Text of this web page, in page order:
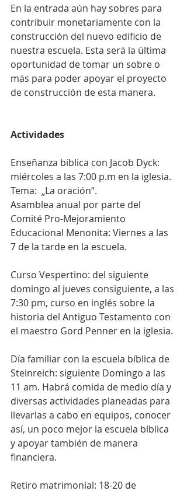
En la entrada aún hay sobres para
contribuir monetariamente con la
construcción del nuevo edificio de
nuestra escuela. Esta será la última
oportunidad de tomar un sobre o
más para poder apoyar el proyecto
de construcción de esta manera.
Actividades
Enseñanza bíblica con Jacob Dyck:
miércoles a las 7:00 p.m en la iglesia.
Tema:  „La oración“.
Asamblea anual por parte del
Comité Pro-Mejoramiento
Educacional Menonita: Viernes a las
7 de la tarde en la escuela.
Curso Vespertino: del siguiente
domingo al jueves consiguiente, a las
7:30 pm, curso en inglés sobre la
historia del Antiguo Testamento con
el maestro Gord Penner en la iglesia.
Día familiar con la escuela bíblica de
Steinreich: siguiente Domingo a las
11 am. Habrá comida de medio día y
diversas actividades planeadas para
llevarlas a cabo en equipos, conocer
así, un poco mejor la escuela bíblica
y apoyar también de manera
financiera.
Retiro matrimonial: 18-20 de